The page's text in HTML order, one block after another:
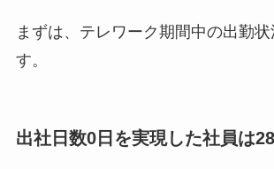
まずは、テレワーク期間中の出勤
す。
出社日数0日を実現した社員は